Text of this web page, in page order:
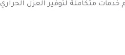
خدمات متكاملة لتوفير العزل